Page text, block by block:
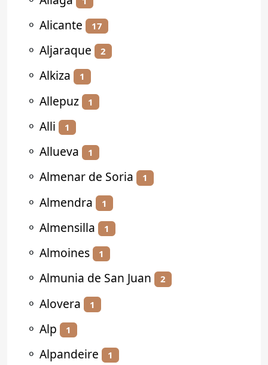
⚬ Alicante 17
⚬ Aljaraque 2
⚬ Alkiza 1
⚬ Allepuz 1
⚬ Alli 1
⚬ Allueva 1
⚬ Almenar de Soria 1
⚬ Almendra 1
⚬ Almensilla 1
⚬ Almoines 1
⚬ Almunia de San Juan 2
⚬ Alovera 1
⚬ Alp 1
⚬ Alpandeire 1